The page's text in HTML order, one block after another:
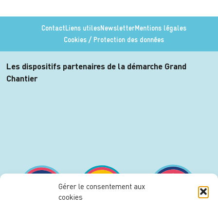
Gérer le consentement aux
cookies
ContactLiens utilesNewsletterMentions légales
Cookies / Protection des données
Les dispositifs partenaires de la démarche Grand
Chantier